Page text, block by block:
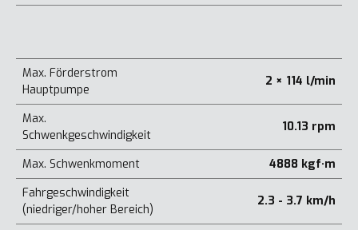
Max. Förderstrom
Hauptpumpe
2 × 114 l/min
Max.
Schwenkgeschwindigkeit
10.13 rpm
Max. Schwenkmoment
4888 kgf·m
Fahrgeschwindigkeit
(niedriger/hoher Bereich)
2.3 - 3.7 km/h